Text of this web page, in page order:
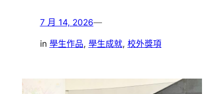
7 月 14, 2026—
in 學生作品, 學生成就, 校外獎項